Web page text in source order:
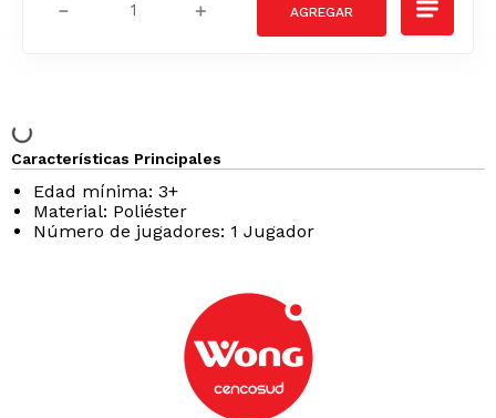
＋
－
Características Principales
Edad mínima: 3+
Material: Poliéster
Número de jugadores: 1 Jugador